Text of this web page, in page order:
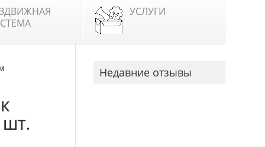
УСЛУГИ
ШТ.
Недавние отзывы